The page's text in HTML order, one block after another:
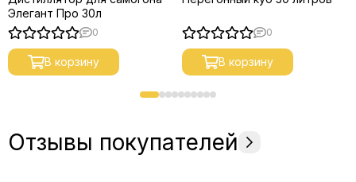
Элегант Про 30л
0
В корзину
0
В корзину
Отзывы покупателей